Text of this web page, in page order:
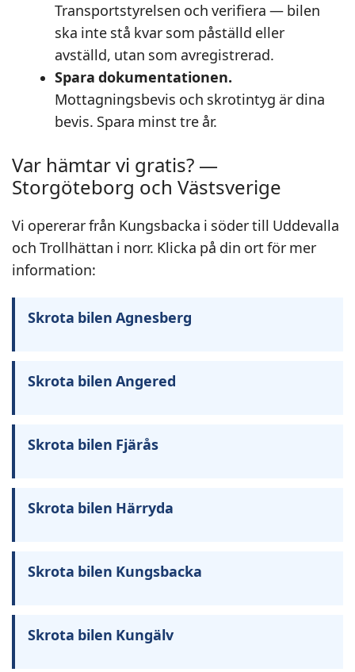
Transportstyrelsen och verifiera — bilen
ska inte stå kvar som påställd eller
avställd, utan som avregistrerad.
Spara dokumentationen.
Mottagningsbevis och skrotintyg är dina
bevis. Spara minst tre år.
Var hämtar vi gratis? —
Storgöteborg och Västsverige
Vi opererar från Kungsbacka i söder till Uddevalla
och Trollhättan i norr. Klicka på din ort för mer
information:
Skrota bilen Agnesberg
Skrota bilen Angered
Skrota bilen Fjärås
Skrota bilen Härryda
Skrota bilen Kungsbacka
Skrota bilen Kungälv